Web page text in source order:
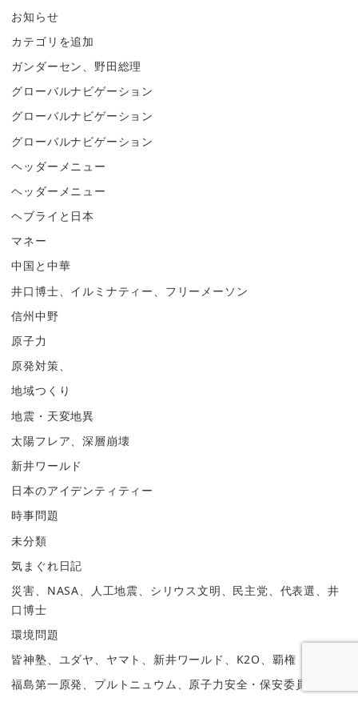
お知らせ
カテゴリを追加
ガンダーセン、野田総理
グローバルナビゲーション
グローバルナビゲーション
グローバルナビゲーション
ヘッダーメニュー
ヘッダーメニュー
ヘブライと日本
マネー
中国と中華
井口博士、イルミナティー、フリーメーソン
信州中野
原子力
原発対策、
地域つくり
地震・天変地異
太陽フレア、深層崩壊
新井ワールド
日本のアイデンティティー
時事問題
未分類
気まぐれ日記
災害、NASA、人工地震、シリウス文明、民主党、代表選、井
口博士
環境問題
皆神塾、ユダヤ、ヤマト、新井ワールド、K2O、覇権
福島第一原発、プルトニュウム、原子力安全・保安委員会